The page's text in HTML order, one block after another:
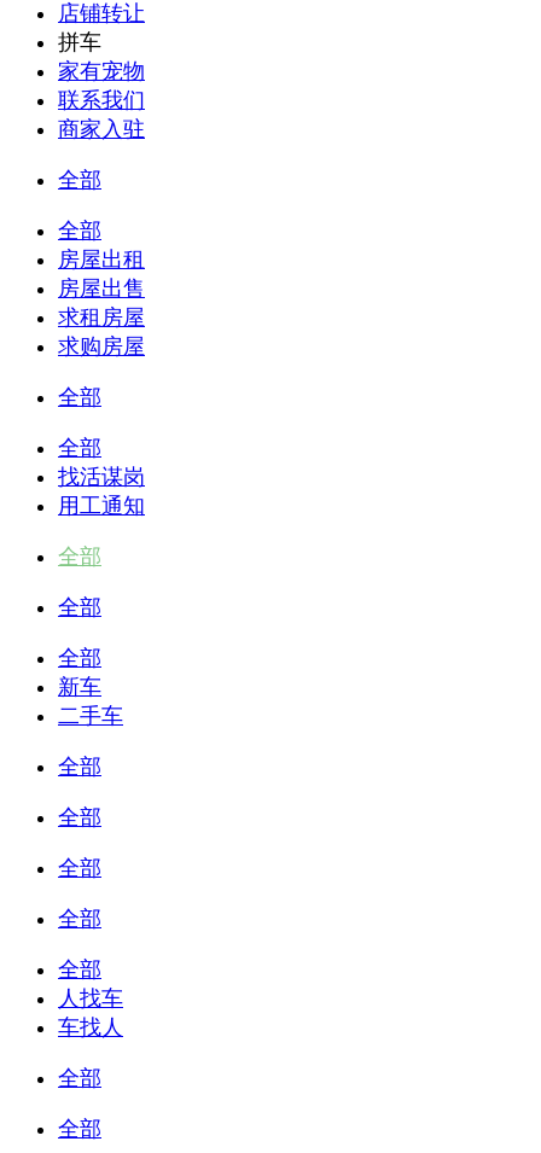
店铺转让
拼车
家有宠物
联系我们
商家入驻
全部
全部
房屋出租
房屋出售
求租房屋
求购房屋
全部
全部
找活谋岗
用工通知
全部
全部
全部
新车
二手车
全部
全部
全部
全部
全部
人找车
车找人
全部
全部